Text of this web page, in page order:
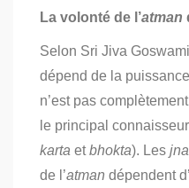
La volonté de l’atman
Selon Sri Jiva
dépend de la
n’est pas
le principal
karta etbhokta). Les
de l’atman dépendent